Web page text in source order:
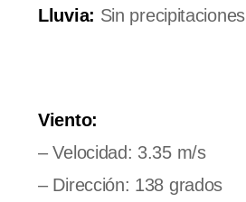
Lluvia: Sin precipitaciones
Viento:
– Velocidad: 3.35 m/s
– Dirección: 138 grados